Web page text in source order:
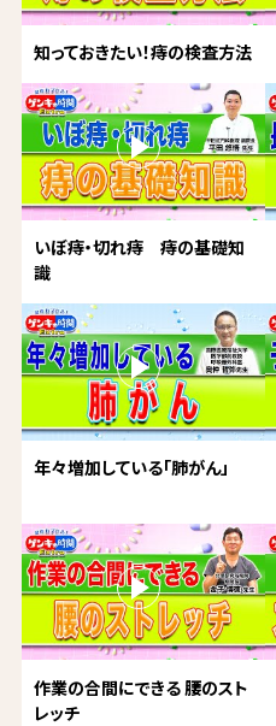
知っておきたい！痔の検査方法
いぼ痔・切れ痔 痔の基礎知
識
年々増加している「肺がん」
作業の合間にできる 腰のスト
レッチ